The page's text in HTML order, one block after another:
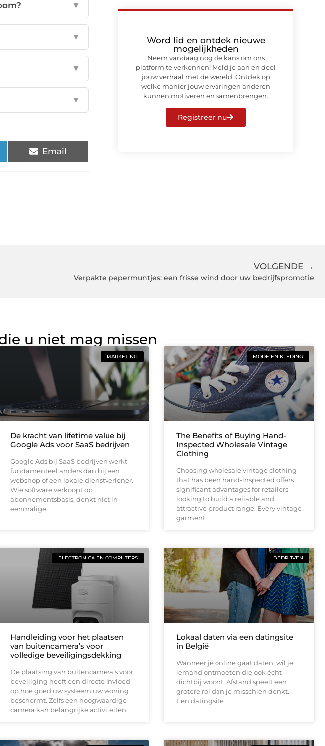
▼
▼
▼
▼
Email
Word lid en ontdek nieuwe
mogelijkheden
Neem vandaag nog de kans om ons
platform te verkennen! Meld je aan en deel
jouw verhaal met de wereld. Ontdek op
welke manier jouw ervaringen anderen
kunnen motiveren en samenbrengen.
Registreer nu
VOLGENDE →
Verpakte pepermuntjes: een frisse wind door uw bedrijfspromotie
u niet mag missen
MARKETING
De kracht van lifetime value bij
Google Ads voor SaaS bedrijven
Google Ads bij SaaS bedrijven werkt
fundamenteel anders dan bij een
webshop of een lokale dienstverlener.
Wie software verkoopt op
abonnementsbasis, denkt niet in
eenmalige
MODE EN KLEDING
The Benefits of Buying Hand-
Inspected Wholesale Vintage
Clothing
Choosing wholesale vintage clothing
that has been hand-inspected offers
significant advantages for retailers
looking to build a reliable and
attractive product range. Every vintage
garment
ELECTRONICA EN COMPUTERS
Handleiding voor het plaatsen
van buitencamera’s voor
volledige beveiligingsdekking
De plaatsing van buitencamera’s voor
beveiliging heeft een directe invloed
op hoe goed uw systeem uw woning
beschermt. Zelfs een hoogwaardige
camera kan belangrijke activiteiten
BEDRIJVEN
Lokaal daten via een datingsite
in België
Wanneer je online gaat daten, wil je
iemand ontmoeten die ook écht
dichtbij woont. Afstand speelt een
grotere rol dan je misschien denkt.
Een datingsite